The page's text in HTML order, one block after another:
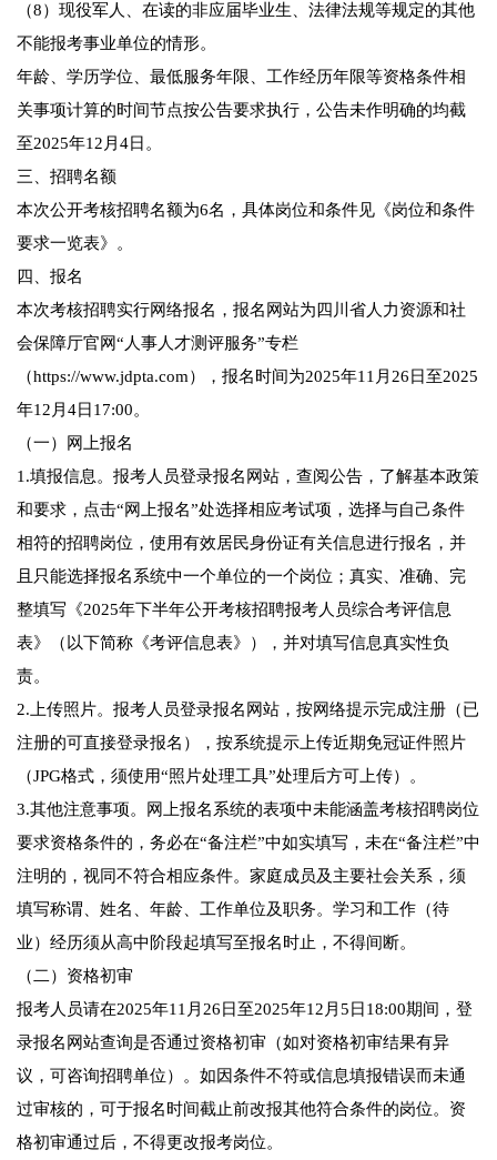
（8）现役军人、在读的非应届毕业生、法律法规等规定的其他
不能报考事业单位的情形。
年龄、学历学位、最低服务年限、工作经历年限等资格条件相
关事项计算的时间节点按公告要求执行，公告未作明确的均截
至2025年12月4日。
三、招聘名额
本次公开考核招聘名额为6名，具体岗位和条件见《岗位和条件
要求一览表》。
四、报名
本次考核招聘实行网络报名，报名网站为四川省人力资源和社
会保障厅官网“人事人才测评服务”专栏
（https://www.jdpta.com），报名时间为2025年11月26日至2025
年12月4日17:00。
（一）网上报名
1.填报信息。报考人员登录报名网站，查阅公告，了解基本政策
和要求，点击“网上报名”处选择相应考试项，选择与自己条件
相符的招聘岗位，使用有效居民身份证有关信息进行报名，并
且只能选择报名系统中一个单位的一个岗位；真实、准确、完
整填写《2025年下半年公开考核招聘报考人员综合考评信息
表》（以下简称《考评信息表》），并对填写信息真实性负
责。
2.上传照片。报考人员登录报名网站，按网络提示完成注册（已
注册的可直接登录报名），按系统提示上传近期免冠证件照片
（JPG格式，须使用“照片处理工具”处理后方可上传）。
3.其他注意事项。网上报名系统的表项中未能涵盖考核招聘岗位
要求资格条件的，务必在“备注栏”中如实填写，未在“备注栏”中
注明的，视同不符合相应条件。家庭成员及主要社会关系，须
填写称谓、姓名、年龄、工作单位及职务。学习和工作（待
业）经历须从高中阶段起填写至报名时止，不得间断。
（二）资格初审
报考人员请在2025年11月26日至2025年12月5日18:00期间，登
录报名网站查询是否通过资格初审（如对资格初审结果有异
议，可咨询招聘单位）。如因条件不符或信息填报错误而未通
过审核的，可于报名时间截止前改报其他符合条件的岗位。资
格初审通过后，不得更改报考岗位。